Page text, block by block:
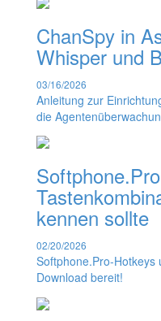
ChanSpy in
Whisper und
03/16/2026
Anleitung zur
die
kennen sollte
02/20/2026
Softphone.Pro-Hotkeys
Download bereit!